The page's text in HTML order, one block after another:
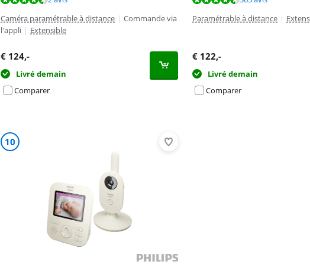
Caméra paramétrable à distance | Commande via
l'appli | Extensible
€ 124,-
Livré demain
Comparer
Paramétrable à distance |
€ 122,-
Livré demain
Comparer
10